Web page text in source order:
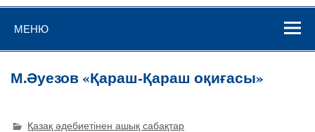
МЕНЮ
М.Әуезов «Қараш-Қараш оқиғасы»
Қазақ әдебиетінен ашық сабақтар